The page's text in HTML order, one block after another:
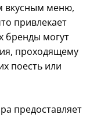
вкусным меню,
привлекает
бренды могут
проходящему
поесть или
предоставляет